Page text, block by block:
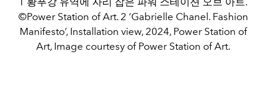
©Power Station of Art. 2 ‘Gabrielle Chanel. Fashion
Manifesto’, Installation view, 2024, Power Station of
Art, Image courtesy of Power Station of Art.